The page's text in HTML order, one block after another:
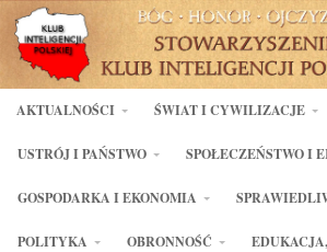
AKTUALNOŚCI ŚWIAT I CYWILIZACJE
USTRÓJ I PAŃSTWO SPOŁECZEŃSTWO I
GOSPODARKA I EKONOMIA
POLITYKA OBRONNOŚĆ